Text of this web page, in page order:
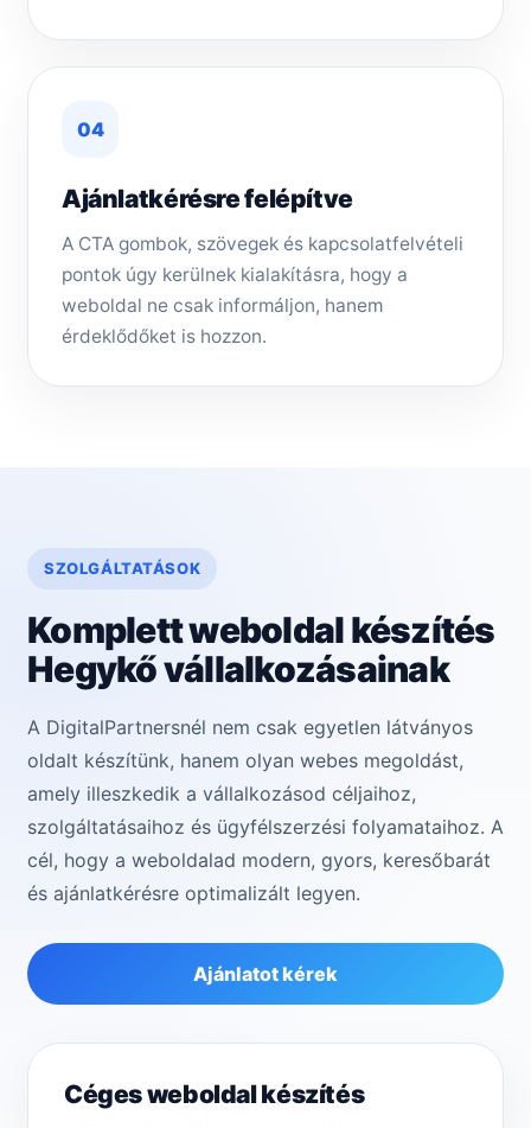
04
Ajánlatkérésre felépítve
A CTA gombok, szövegek és kapcsolatfelvételi
pontok úgy kerülnek kialakításra, hogy a
weboldal ne csak informáljon, hanem
érdeklődőket is hozzon.
SZOLGÁLTATÁSOK
Komplett weboldal készítés
Hegykő vállalkozásainak
A DigitalPartnersnél nem csak egyetlen látványos
oldalt készítünk, hanem olyan webes megoldást,
amely illeszkedik a vállalkozásod céljaihoz,
szolgáltatásaihoz és ügyfélszerzési folyamataihoz. A
cél, hogy a weboldalad modern, gyors, keresőbarát
és ajánlatkérésre optimalizált legyen.
Ajánlatot kérek
Céges weboldal készítés